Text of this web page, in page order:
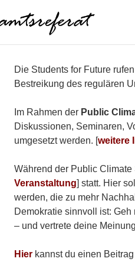
Die Students for Future
Bestreikung des regulären
Im Rahmen der Public
Diskussionen, Seminaren,
umgesetzt werden. [weitere
Während der Public
Veranstaltung] statt. Hier
werden, die zu mehr
Demokratie sinnvoll ist:
– und vertrete deine
Hier kannst du einen